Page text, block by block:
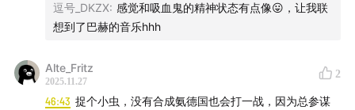
逗号_DKZX: 感觉和吸血鬼的精神状态有点像😛，让我联
想到了巴赫的音乐hhh
Alte_Fritz
2025.11.27
2
46:43 捉个小虫，没有合成氨德国也会打一战，因为总参谋